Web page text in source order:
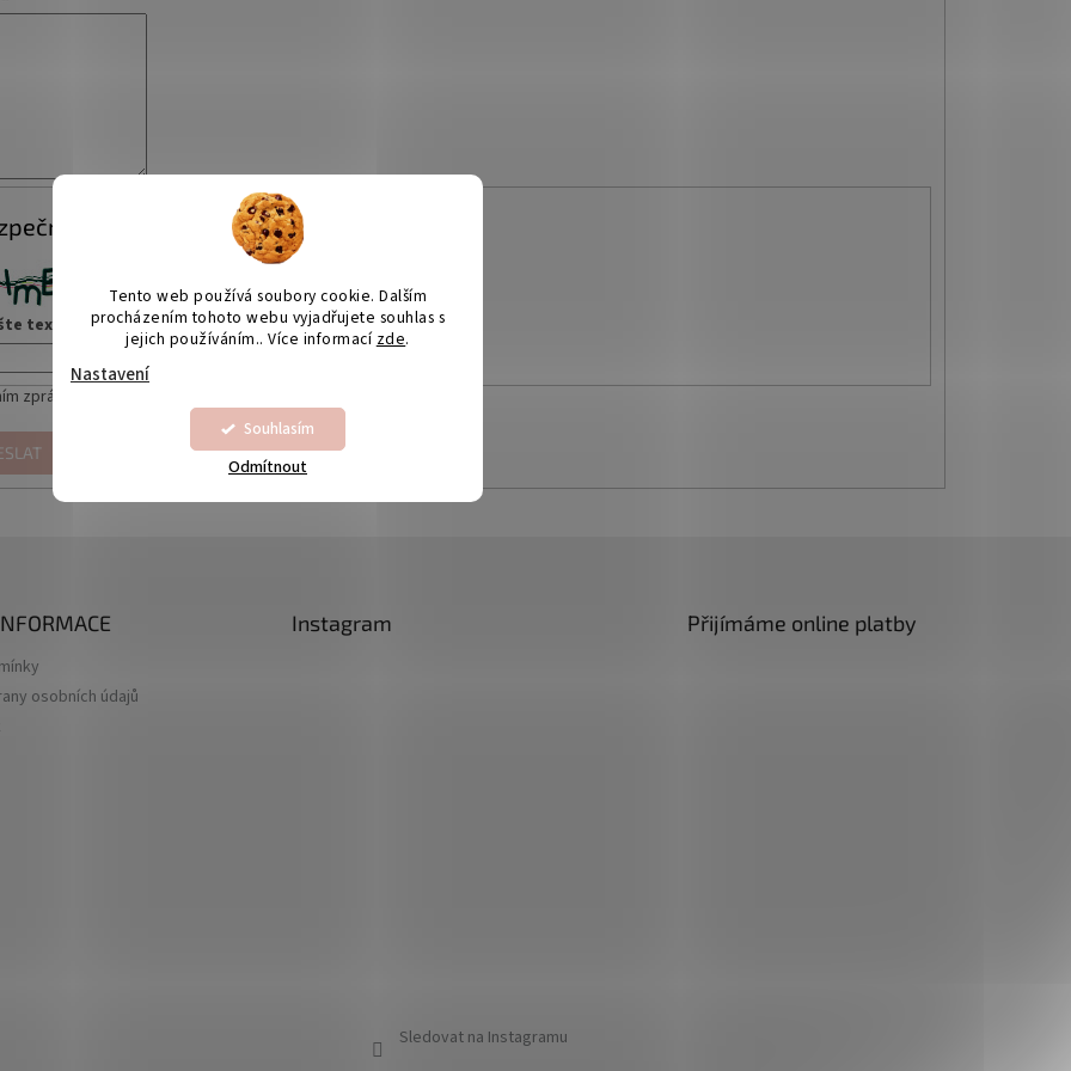
Tento web používá soubory cookie. Dalším
procházením tohoto webu vyjadřujete souhlas s
jejich používáním.. Více informací zde.
Nastavení
Odmítnout
Souhlasím
kontrola
text z obrázku
zprávy souhlasíte s
osobních údajů
Instagram
Sledovat na Instagramu
Přijímáme online platby